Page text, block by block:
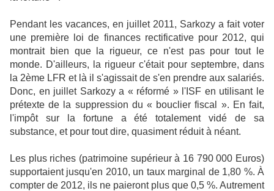
Pendant les vacances, en juillet 2011, Sarkozy a fait voter
une première loi de finances rectificative pour 2012, qui
montrait bien que la rigueur, ce n'est pas pour tout le
monde. D'ailleurs, la rigueur c'était pour septembre, dans
la 2ème LFR et là il s'agissait de s'en prendre aux salariés.
Donc, en juillet Sarkozy a « réformé » l'ISF en utilisant le
prétexte de la suppression du « bouclier fiscal ». En fait,
l'impôt sur la fortune a été totalement vidé de sa
substance, et pour tout dire, quasiment réduit à néant.
Les plus riches (patrimoine supérieur à 16 790 000 Euros)
supportaient jusqu'en 2010, un taux marginal de 1,80 %. À
compter de 2012, ils ne paieront plus que 0,5 %. Autrement